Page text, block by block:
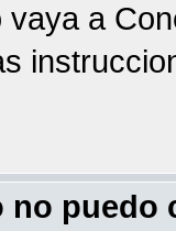
vaya a
puedo